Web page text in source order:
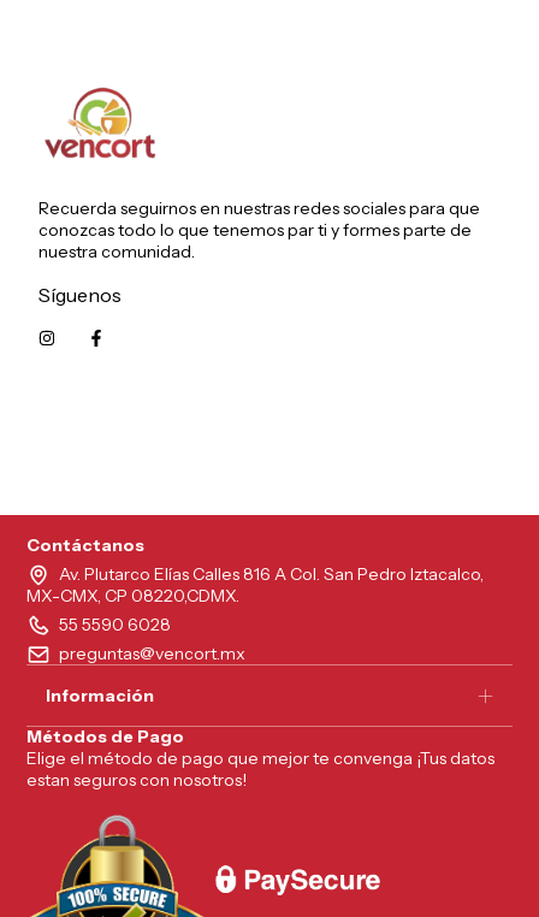
Recuerda seguirnos en nuestras redes sociales para que
conozcas todo lo que tenemos par ti y formes parte de
nuestra comunidad.
Síguenos
Contáctanos
Av. Plutarco Elías Calles 816 A Col. San Pedro Iztacalco,
MX-CMX, CP 08220,CDMX.
55 5590 6028
preguntas@vencort.mx
Información
Métodos de Pago
Elige el método de pago que mejor te convenga ¡Tus datos
estan seguros con nosotros!